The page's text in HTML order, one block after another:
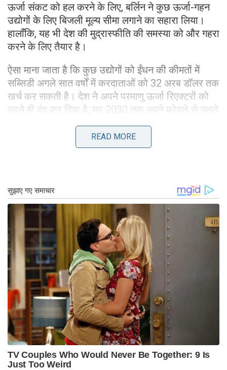
ऊर्जा संकट को हल करने के लिए, बर्लिन ने कुछ ऊर्जा-गहन
उद्योगों के लिए बिजली मूल्य सीमा लगाने का सहारा लिया।
हालाँकि, यह भी देश की मुद्रास्फीति की समस्या को और गहरा
करने के लिए तैयार है।
ऐसा माना जाता है कि कुछ उद्योगों को ईंधन की कीमतों में
सब्सिडी अगले सात वर्षों में करदाताओं को 32 अरब डॉलर तक
खर्च कर सकती है। देश ने अपने परमाणु ऊर्जा रिएक्टरों को
पहले ही बंद कर दिया है, यह 2030 तक अपने कोयले से चलने
हालाँकि, ऊर्जा उत्पादन के स्वच्छ तरीकों में इसका संक्रमण
पैनल और 19,000 पवन टर्बाइन स्थापित करने की योजना
तैयार की है, लेकिन यह बढ़ती मांग का सामना करने में विफल
है क्योंकि देश में लगभग हर चीज का विद्युतीकरण किया जा रहा
है, हीटिंग से लेकर परिवहन तक।
जर्मनी में मंदी का भारतीय अर्थव्यवस्था पर क्या
प्रभाव पड़ेगा
जर्मन अर्थव्यवस्था में मंदी निश्चित रूप से भारतीय निर्यात को
प्रभावित कर रही है, विशेष रूप से यूरोपीय संघ की सबसे बड़ी
अर्थव्यवस्था के लिए परिधान, जूते और चमड़े के सामान जैसे
क्षेत्रों में।
निर्यातक इस मंदी के नतीजों के बारे में चिंता व्यक्त कर रहे हैं, न
READ MORE